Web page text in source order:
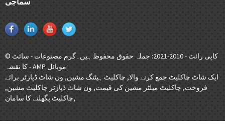
© کاپی رائٹ - 2010-2021: جملہ حقوق محفوظ ہیں۔ گرم مصنوعات - سائٹ
کا نقشہ-
AMP موبائل
ایک شاٹ چاکلیٹ جمع کرنے والا, چاکلیٹ ہیٹنگ مشین, ون شاٹ ڈپازٹر برائے
فروخت, چاکلیٹ میلٹر مشین کی قیمت, ون شاٹ ڈپازٹر چاکلیٹ مشین,
چاکلیٹ پگھلنے کا سامان,